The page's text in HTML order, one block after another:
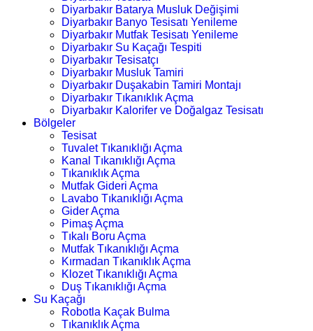
Diyarbakır Batarya Musluk Değişimi
Diyarbakır Banyo Tesisatı Yenileme
Diyarbakır Mutfak Tesisatı Yenileme
Diyarbakır Su Kaçağı Tespiti
Diyarbakır Tesisatçı
Diyarbakır Musluk Tamiri
Diyarbakır Duşakabin Tamiri Montajı
Diyarbakır Tıkanıklık Açma
Diyarbakır Kalorifer ve Doğalgaz Tesisatı
Bölgeler
Tesisat
Tuvalet Tıkanıklığı Açma
Kanal Tıkanıklığı Açma
Tıkanıklık Açma
Mutfak Gideri Açma
Lavabo Tıkanıklığı Açma
Gider Açma
Pimaş Açma
Tıkalı Boru Açma
Mutfak Tıkanıklığı Açma
Kırmadan Tıkanıklık Açma
Klozet Tıkanıklığı Açma
Duş Tıkanıklığı Açma
Su Kaçağı
Robotla Kaçak Bulma
Tıkanıklık Açma